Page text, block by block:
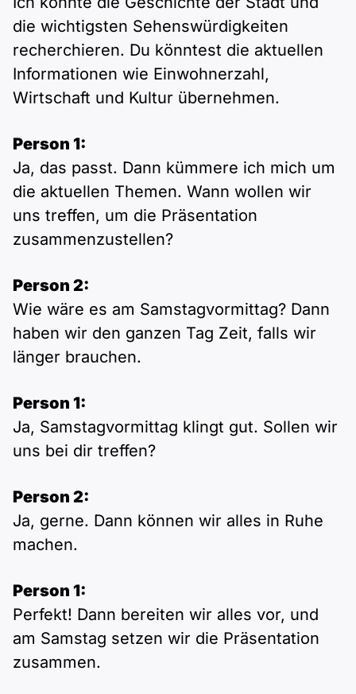
die wichtigsten Sehenswürdigkeiten
recherchieren. Du könntest die aktuellen
Informationen wie Einwohnerzahl,
Wirtschaft und Kultur übernehmen.
Person 1:
Ja, das passt. Dann kümmere ich mich um
die aktuellen Themen. Wann wollen wir
uns treffen, um die Präsentation
zusammenzustellen?
Person 2:
Wie wäre es am Samstagvormittag? Dann
haben wir den ganzen Tag Zeit, falls wir
länger brauchen.
Person 1:
Ja, Samstagvormittag klingt gut. Sollen wir
uns bei dir treffen?
Person 2:
Ja, gerne. Dann können wir alles in Ruhe
machen.
Person 1:
Perfekt! Dann bereiten wir alles vor, und
am Samstag setzen wir die Präsentation
zusammen.